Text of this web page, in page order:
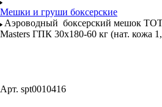
Мешки и груши боксерские
Аэроводный боксерский мешок
Masters ГПК 30х180-60 кг (нат. кожа
Арт. spt0010416